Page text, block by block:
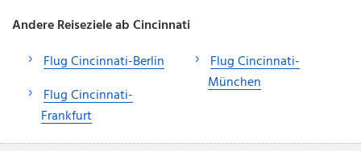
Andere Reiseziele ab Cincinnati
Flug Cincinnati-Berlin
Flug Cincinnati-
Frankfurt
Flug Cincinnati-
München